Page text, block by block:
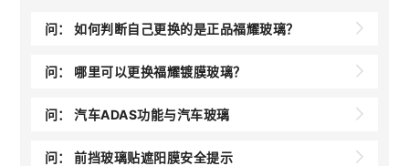
问：如何判断自己更换的是正品福耀玻璃？
问： 哪里可以更换福耀镀膜玻璃？
问：汽车ADAS功能与汽车玻璃
问：前挡玻璃贴遮阳膜安全提示